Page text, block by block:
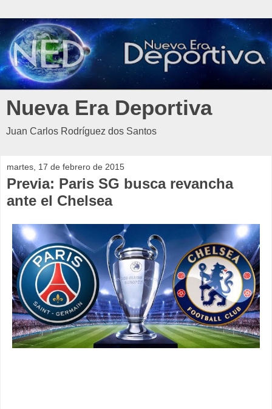
Nueva Era Deportiva
Juan Carlos Rodríguez dos Santos
martes, 17 de febrero de 2015
Previa: Paris SG busca revancha
ante el Chelsea